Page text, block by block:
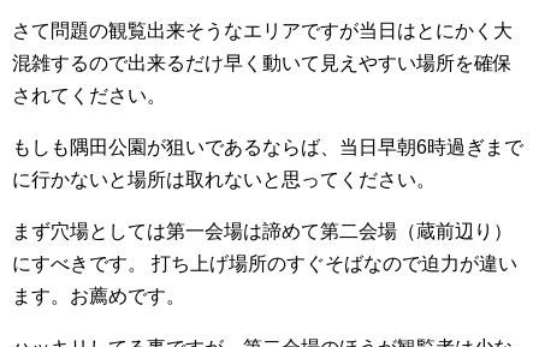
さて問題の観覧出来そうなエリアですが当日はとにかく大
混雑するので出来るだけ早く動いて見えやすい場所を確保
されてください。
もしも隅田公園が狙いであるならば、当日早朝6時過ぎまで
に行かないと場所は取れないと思ってください。
まず穴場としては第一会場は諦めて第二会場（蔵前辺り）
にすべきです。 打ち上げ場所のすぐそばなので迫力が違い
ます。お薦めです。